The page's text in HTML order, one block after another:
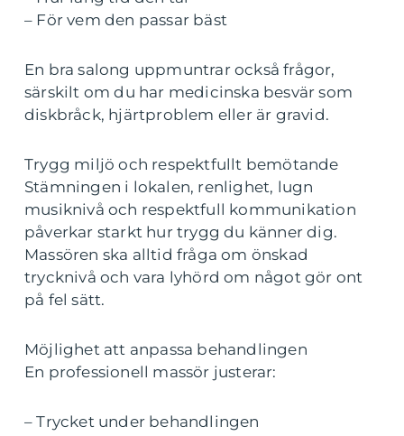
– För vem den passar bäst
En bra salong uppmuntrar också frågor,
särskilt om du har medicinska besvär som
diskbråck, hjärtproblem eller är gravid.
Trygg miljö och respektfullt bemötande
Stämningen i lokalen, renlighet, lugn
musiknivå och respektfull kommunikation
påverkar starkt hur trygg du känner dig.
Massören ska alltid fråga om önskad
trycknivå och vara lyhörd om något gör ont
på fel sätt.
Möjlighet att anpassa behandlingen
En professionell massör justerar:
– Trycket under behandlingen